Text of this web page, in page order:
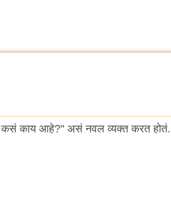
कसं काय आहे?" असं नवल व्यक्त करत होतं.